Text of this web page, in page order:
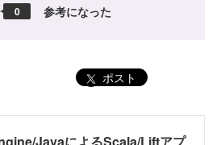
0 参考になった
ポスト
JavaによるScala/Liftアプ